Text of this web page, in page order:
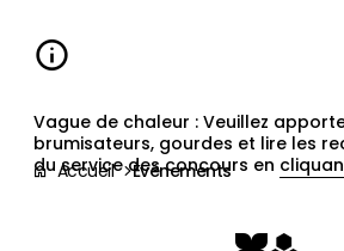
principale
principal
d'accessibilité
de
page
Vague de chaleur : Veuillez
brumisateurs, gourdes et lire les
du service des concours en
Accueil Événements